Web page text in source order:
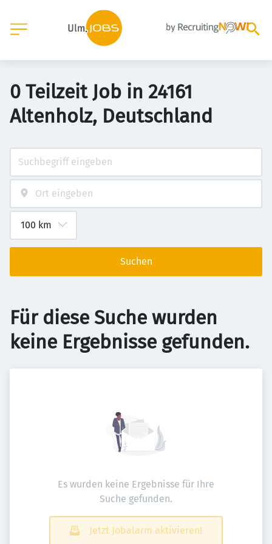
0 Teilzeit Job in 24161
Altenholz, Deutschland
Suchen
Für diese Suche wurden
keine Ergebnisse gefunden.
Es wurden keine Ergebnisse für Ihre
Suche gefunden.
Jetzt Jobalarm aktivieren!